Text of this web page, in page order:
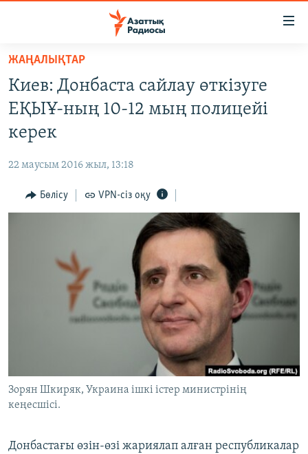
Skip
main
content
to
main
Navigation
to
АДАМ ҚҰҚЫҚТАРЫ
ӘЛЕУМЕТ
Басқа тілдерде
ЖАҢАЛЫҚТАР
Киев: Донбаста сайлау өткізуге
ЕҚЫҰ-ның 10-12 мың полицейі
керек
22 маусым 2016 жыл, 13:18
Бөлісу VPN-сіз оқу
Зорян Шкиряк, Украина ішкі істер министрінің
кеңесшісі.
Донбастағы өзін-өзі жариялап алған республикалар